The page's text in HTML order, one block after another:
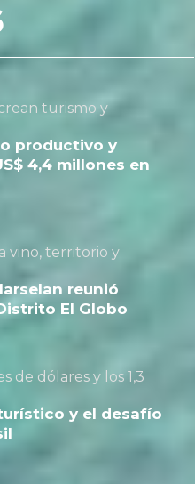
turismo y
productivo y
4,4 millones en
vino, territorio y
reunió
El Globo
de dólares y los 1,3
y el desafío